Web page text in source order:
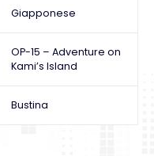
Giapponese
OP-15 – Adventure on
Kami’s Island
Bustina